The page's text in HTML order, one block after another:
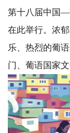
第十八届中国—
在此举行。浓
乐、热烈的葡
门、葡语国家